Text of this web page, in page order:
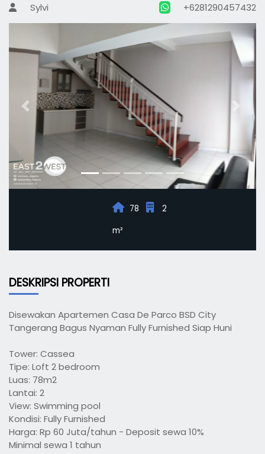
Sylvi +6281290457432
Previous Next
78
m²
2
DESKRIPSI PROPERTI
Disewakan Apartemen Casa De Parco BSD City
Tangerang Bagus Nyaman Fully Furnished Siap Huni
Tower: Cassea
Tipe: Loft 2 bedroom
Luas: 78m2
Lantai: 2
View: Swimming pool
Kondisi: Fully Furnished
Harga: Rp 60 Juta/tahun - Deposit sewa 10%
Minimal sewa 1 tahun